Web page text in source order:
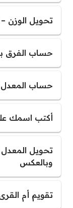
تحويل الوزن
حساب الفرق
حساب المعدل
أكتب اسمك
وبالعكس
تقويم أم